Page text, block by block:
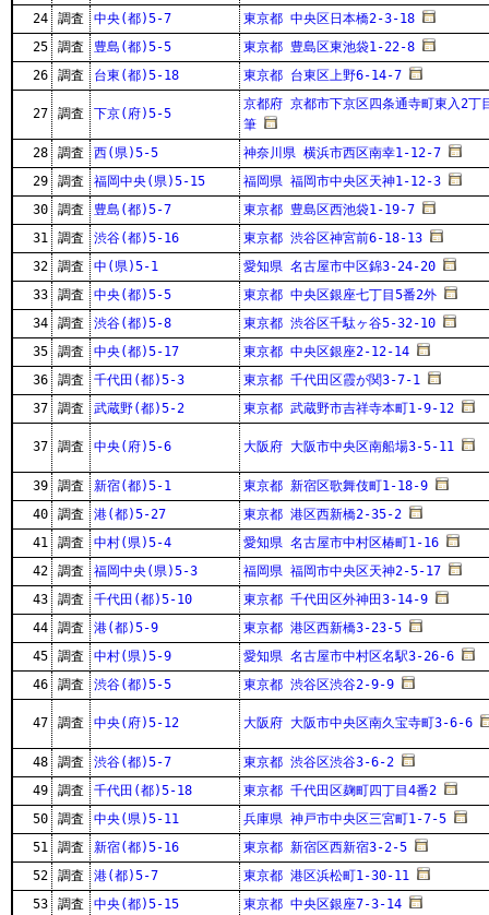
24
調査 中央(都)5-7
東京都 中央区日本橋2-3-18
25
調査 豊島(都)5-5
東京都 豊島区東池袋1-22-8
26
調査 台東(都)5-18 東京都 台東区上野6-14-7
27 調査 下京(府)5-5
京都府 京都市下京区四条通寺町東入2丁
筆
28
調査 西(県)5-5
神奈川県 横浜市西区南幸1-12-7
29
調査 福岡中央(県)5-15
福岡県 福岡市中央区天神1-12-3
30
調査 豊島(都)5-7
東京都 豊島区西池袋1-19-7
31
調査 渋谷(都)5-16
東京都 渋谷区神宮前6-18-13
32
調査 中(県)5-1
愛知県 名古屋市中区錦3-24-20
33
調査 中央(都)5-5
東京都 中央区銀座七丁目5番2外
34
調査 渋谷(都)5-8
東京都 渋谷区千駄ヶ谷5-32-10
35
調査 中央(都)5-17
東京都 中央区銀座2-12-14
36
調査 千代田(都)5-3
東京都 千代田区霞が関3-7-1
37
調査 武蔵野(都)5-2 東京都 武蔵野市吉祥寺本町1-9-12
37 調査 中央(府)5-6 大阪府 大阪市中央区南船場3-5-11
39 調査 新宿(都)5-1
東京都 新宿区歌舞伎町1-18-9
40
調査 港(都)5-27
東京都 港区西新橋2-35-2
41
調査 中村(県)5-4
愛知県 名古屋市中村区椿町1-16
42
調査 福岡中央(県)5-3
福岡県 福岡市中央区天神2-5-17
43
調査 千代田(都)5-10
東京都 千代田区外神田3-14-9
44
調査 港(都)5-9
東京都 港区西新橋3-23-5
45
調査 中村(県)5-9
愛知県 名古屋市中村区名駅3-26-6
46
調査 渋谷(都)5-5 東京都 渋谷区渋谷2-9-9
47 調査 中央(府)5-12 大阪府 大阪市中央区南久宝寺町3-6-6
48 調査 渋谷(都)5-7
東京都 渋谷区渋谷3-6-2
49
調査 千代田(都)5-18
東京都 千代田区麹町四丁目4番2
50
調査 中央(県)5-11
兵庫県 神戸市中央区三宮町1-7-5
51
調査 新宿(都)5-16
東京都 新宿区西新宿3-2-5
52
調査 港(都)5-7
東京都 港区浜松町1-30-11
53
調査 中央(都)5-15
東京都 中央区銀座7-3-14